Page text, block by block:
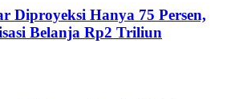
Diproyeksi Hanya 75 Persen,
Belanja Rp2 Triliun